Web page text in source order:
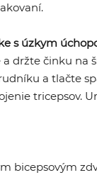
s úzkym
a držte činku na
a tlačte
tricepsov.
bicepsovým